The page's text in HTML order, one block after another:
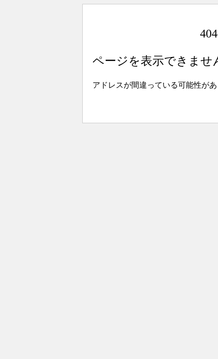
ページを表示できませ
アドレスが間違っている可能性が